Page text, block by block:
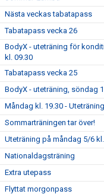
Nästa veckas tabatapass
Tabatapass vecka 26
BodyX - uteträning för
kl. 09.30
Tabatapass vecka 25
BodyX - uteträning, söndag
Måndag kl. 19.30 -
Sommarträningen tar över!
Uteträning på måndag 5/6
Nationaldagsträning
Extra utepass
Flyttat morgonpass